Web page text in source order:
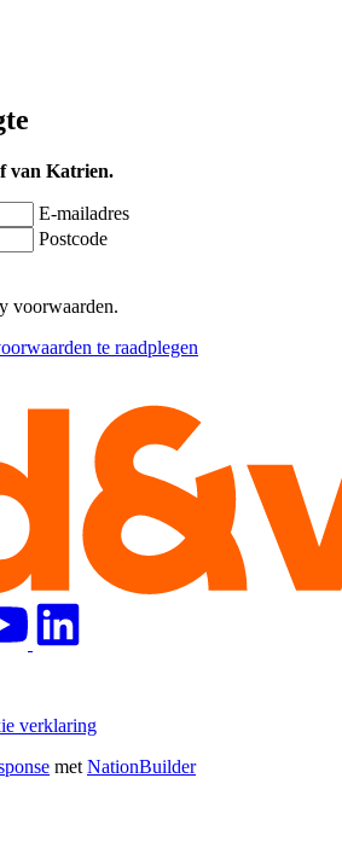
van Katrien.
E-mailadres
Postcode
voorwaarden.
te raadplegen
verklaring
met NationBuilder